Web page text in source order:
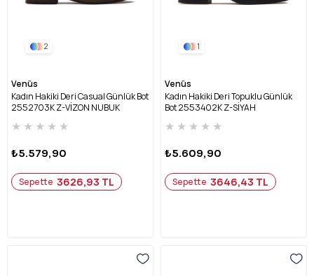
2
Venüs
Kadın Hakiki Deri Casual Günlük Bot
2552703K Z-VİZON NUBUK
★ ★ ★ ★ ★
₺5.579,90
Sepette 3626,93 TL
1
Venüs
Kadın Hakiki Deri Topuklu Günlük
Bot 2553402K Z-SİYAH
★ ★ ★ ★ ★
₺5.609,90
Sepette 3646,43 TL